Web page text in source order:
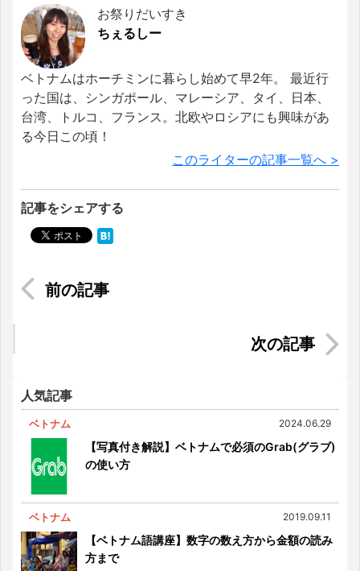
お祭りだいすき
ちぇるしー
ベトナムはホーチミンに暮らし始めて早2年。 最近行
った国は、シンガポール、マレーシア、タイ、日本、
台湾、トルコ、フランス。北欧やロシアにも興味があ
る今日この頃！
このライターの記事一覧へ >
記事をシェアする
ベトナムの高級チョコレート「Maison Marou（メ
ホーチミンに恋して～クリスマスプレゼント編～
人気記事
ベトナム 2024.06.29
【写真付き解説】ベトナムで必須のGrab(グラブ)
の使い方
ベトナム 2019.09.11
【ベトナム語講座】数字の数え方から金額の読み
方まで